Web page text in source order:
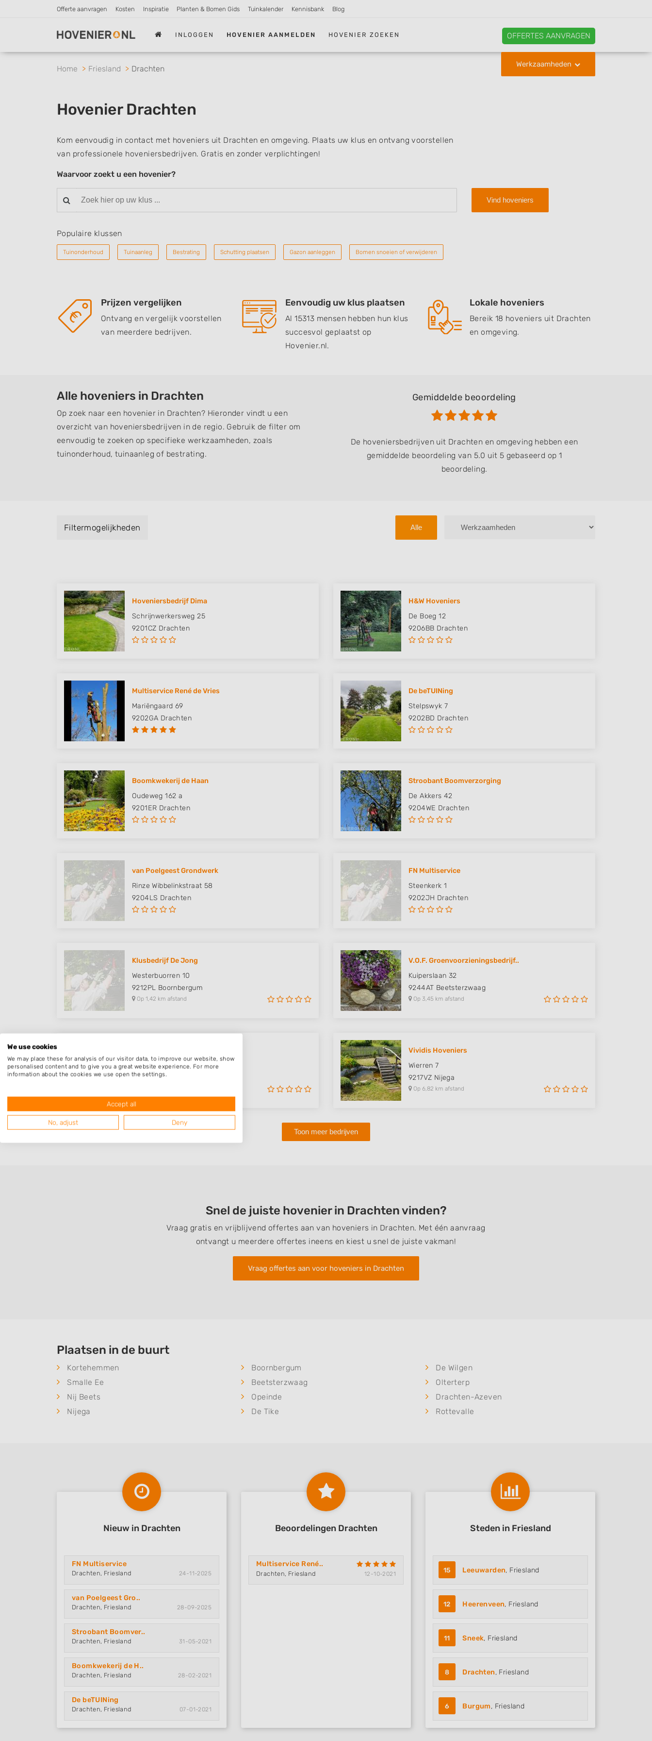
Offerte aanvragen Kosten Inspiratie Planten & Bomen Gids Tuinkalender Kennisbank Blog
INLOGGEN HOVENIER AANMELDEN HOVENIER ZOEKEN OFFERTES AANVRAGEN
Werkzaamheden
Home Friesland Drachten
Hovenier Drachten
Kom eenvoudig in contact met hoveniers uit Drachten en omgeving. Plaats uw klus en ontvang voorstellen
van professionele hoveniersbedrijven. Gratis en zonder verplichtingen!
Waarvoor zoekt u een hovenier?
Vind hoveniers
Populaire klussen
Tuinonderhoud Tuinaanleg Bestrating Schutting plaatsen Gazon aanleggen Bomen snoeien of verwijderen
Prijzen vergelijken
Ontvang en vergelijk voorstellen
van meerdere bedrijven.
Eenvoudig uw klus plaatsen
Al 15313 mensen hebben hun klus
succesvol geplaatst op
Hovenier.nl.
Lokale hoveniers
Bereik 18 hoveniers uit Drachten
en omgeving.
Alle hoveniers in Drachten
Op zoek naar een hovenier in Drachten? Hieronder vindt u een
overzicht van hoveniersbedrijven in de regio. Gebruik de filter om
eenvoudig te zoeken op specifieke werkzaamheden, zoals
tuinonderhoud, tuinaanleg of bestrating.
Gemiddelde beoordeling
De hoveniersbedrijven uit Drachten en omgeving hebben een
gemiddelde beoordeling van 5.0 uit 5 gebaseerd op 1
beoordeling.
Filtermogelijkheden Alle
Hoveniersbedrijf Dima
Schrijnwerkersweg 25
9201CZ Drachten
H&W Hoveniers
De Boeg 12
9206BB Drachten
Multiservice René de Vries
Mariëngaard 69
9202GA Drachten
De beTUINing
Stelpswyk 7
9202BD Drachten
Boomkwekerij de Haan
Oudeweg 162 a
9201ER Drachten
Stroobant Boomverzorging
De Akkers 42
9204WE Drachten
van Poelgeest Grondwerk
Rinze Wibbelinkstraat 58
9204LS Drachten
FN Multiservice
Steenkerk 1
9202JH Drachten
Klusbedrijf De Jong
Westerbuorren 10
9212PL Boornbergum
Op 1,42 km afstand
V.O.F. Groenvoorzieningsbedrijf..
Kuiperslaan 32
9244AT Beetsterzwaag
Op 3,45 km afstand
Kommisjewei 35
9217RL Nijega
Vividis Hoveniers
Wierren 7
9217VZ Nijega
Op 6,82 km afstand
Toon meer bedrijven
Snel de juiste hovenier in Drachten vinden?
Vraag gratis en vrijblijvend offertes aan van hoveniers in Drachten. Met één aanvraag
ontvangt u meerdere offertes ineens en kiest u snel de juiste vakman!
Vraag offertes aan voor hoveniers in Drachten
Plaatsen in de buurt
Kortehemmen Boornbergum
De Wilgen
Smalle Ee
Beetsterzwaag
Olterterp
Nij Beets
Opeinde
Drachten-Azeven
Nijega
De Tike Rottevalle
Nieuw in Drachten
FN Multiservice
Drachten, Friesland 24-11-2025
van Poelgeest Gro..
Drachten, Friesland 28-09-2025
Stroobant Boomver..
Drachten, Friesland 31-05-2021
Boomkwekerij de H..
Drachten, Friesland 28-02-2021
De beTUINing
Drachten, Friesland 07-01-2021
Beoordelingen Drachten
Multiservice René..
Drachten, Friesland 12-10-2021
Steden in Friesland
15 Leeuwarden, Friesland
12 Heerenveen, Friesland
11 Sneek, Friesland
8 Drachten, Friesland
6 Burgum, Friesland
We use cookies
We may place these for analysis of our visitor data, to improve our website, show
personalised content and to give you a great website experience. For more
information about the cookies we use open the settings.
Accept all
No, adjust Deny